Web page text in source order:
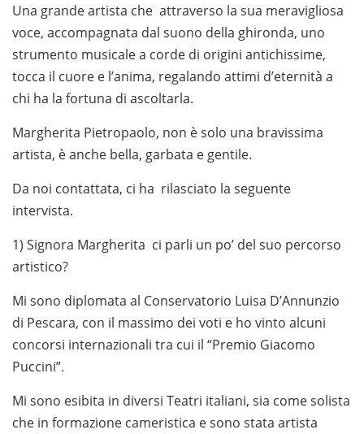
Una grande artista che attraverso la sua meravigliosa
voce, accompagnata dal suono della ghironda, uno
strumento musicale a corde di origini antichissime,
tocca il cuore e l’anima, regalando attimi d’eternità a
chi ha la fortuna di ascoltarla.
Margherita Pietropaolo, non è solo una bravissima
artista, è anche bella, garbata e gentile.
Da noi contattata, ci ha rilasciato la seguente
intervista.
1) Signora Margherita ci parli un po’ del suo percorso
artistico?
Mi sono diplomata al Conservatorio Luisa D’Annunzio
di Pescara, con il massimo dei voti e ho vinto alcuni
concorsi internazionali tra cui il “Premio Giacomo
Puccini”.
Mi sono esibita in diversi Teatri italiani, sia come solista
che in formazione cameristica e sono stata artista